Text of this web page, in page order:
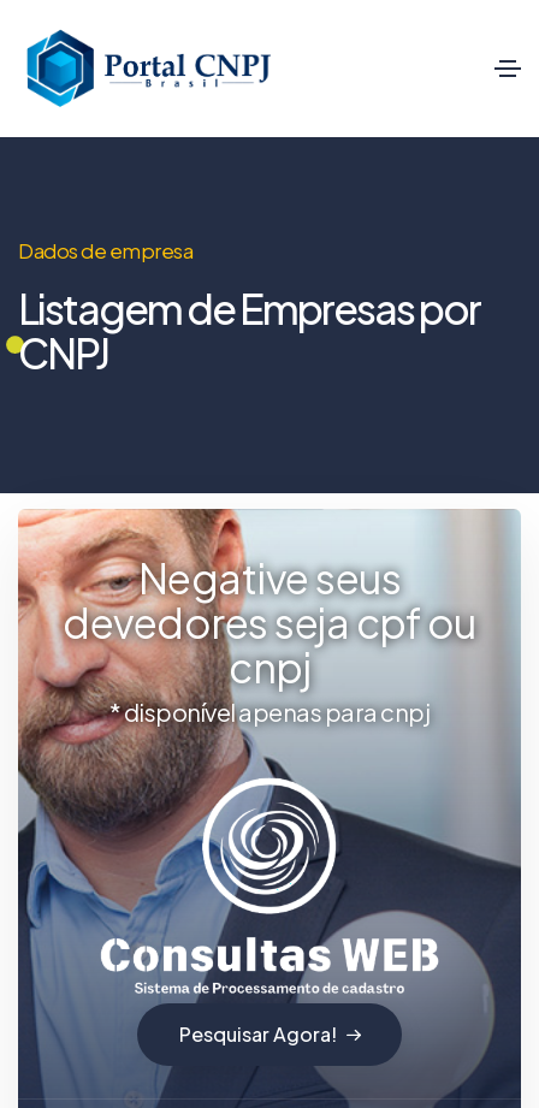
Dados de empresa
Listagem de Empresas por
CNPJ
Negative seus
devedores seja cpf ou
cnpj
* disponível apenas para cnpj
Pesquisar Agora!